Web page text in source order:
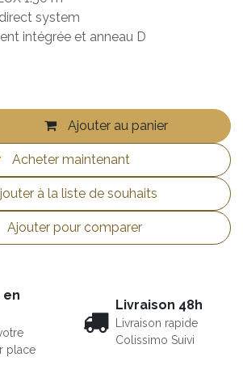
system
intégrée et anneau D
Ajouter au panier
Acheter maintenant
Ajouter pour comparer
à la liste de souhaits
en
place
Livraison 48h
Livraison rapide
Colissimo Suivi